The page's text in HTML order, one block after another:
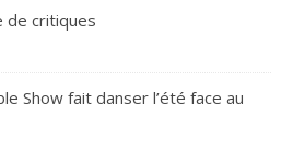
de critiques
Show fait danser l’été face au